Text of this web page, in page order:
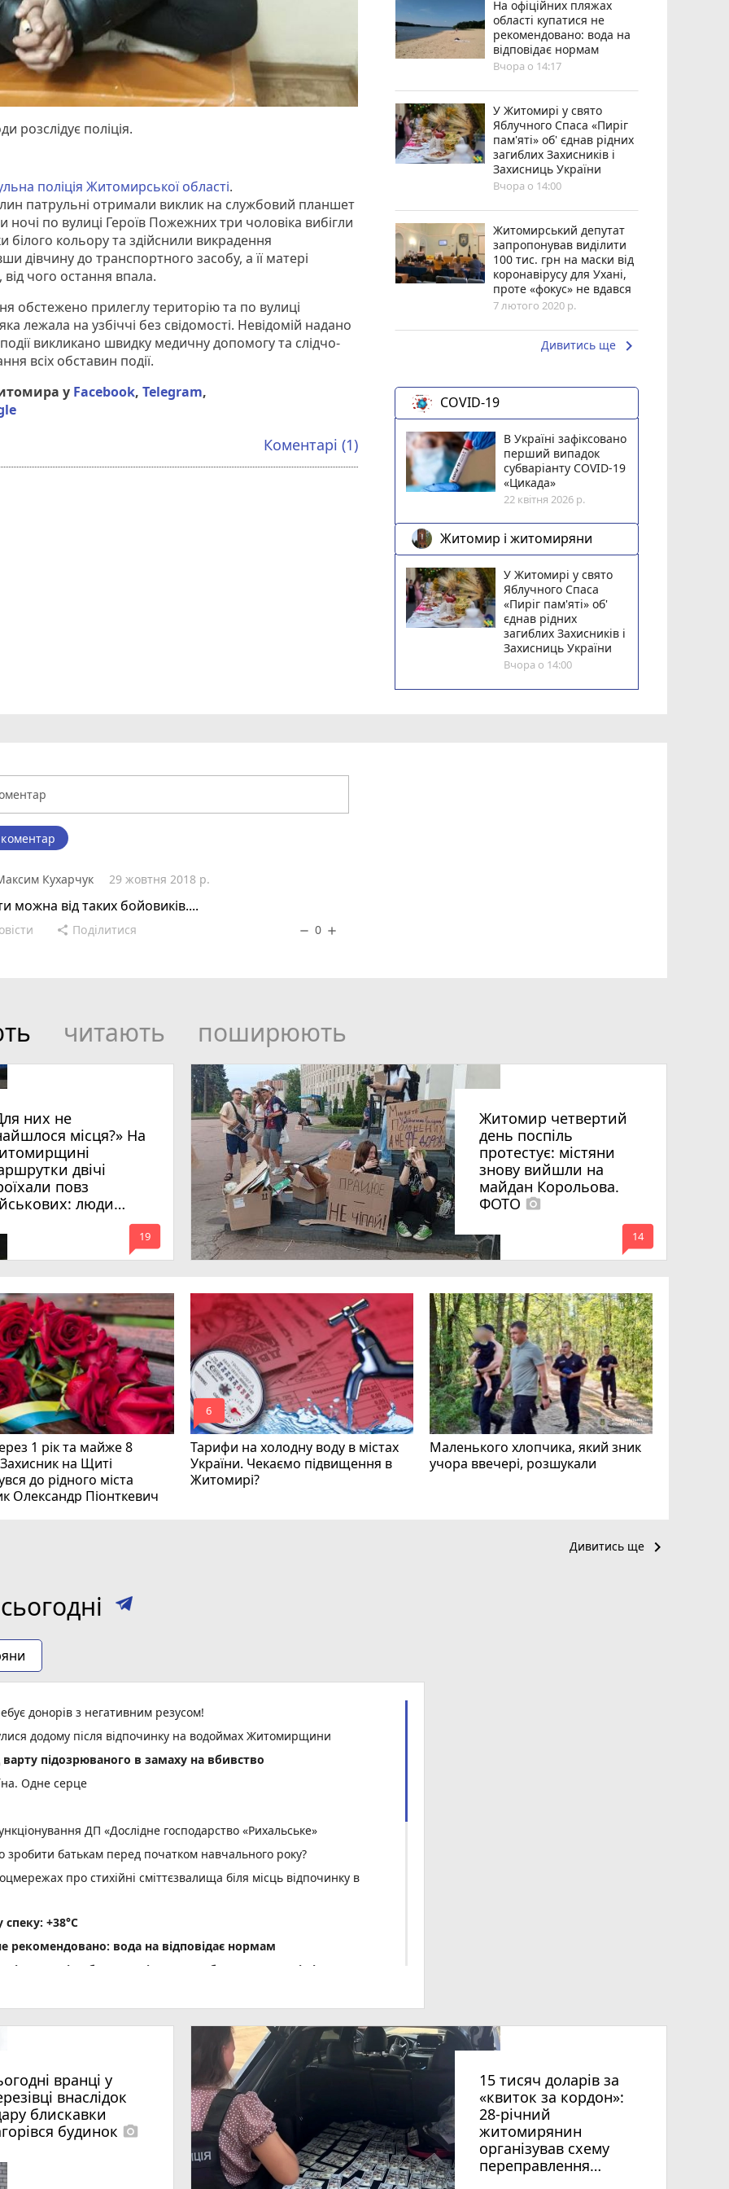
розслідує поліція.
поліція Житомирської області.
патрульні отримали виклик на службовий планшет
по вулиці Героїв Пожежних три чоловіка вибігли
білого кольору та здійснили викрадення
дівчину до транспортного засобу, а її матері
чого остання впала.
обстежено прилеглу територію та по вулиці
лежала на узбіччі без свідомості. Невідомій надано
викликано швидку медичну допомогу та слідчо-
всіх обставин події.
у Facebook,Telegram,
Коментарі (1)
На офіційних пляжах
області купатися не
рекомендовано: вода на
відповідає нормам
Вчора о 14:17
У Житомирі у свято
Яблучного Спаса «Пиріг
пам'яті» об' єднав рідних
загиблих Захисників і
Захисниць України
Вчора о 14:00
Житомирський депутат
запропонував виділити
100 тис. грн на маски від
коронавірусу для Ухані,
проте «фокус» не вдався
7 лютого 2020 р.
Дивитись ще keyboard_arrow_right
COVID-19
В Україні зафіксовано
перший випадок
субваріанту COVID-19
«Цикада»
22 квітня 2026 р.
Житомир і житомиряни
У Житомирі у свято
Яблучного Спаса
«Пиріг пам'яті» об'
єднав рідних
загиблих Захисників і
Захисниць України
Вчора о 14:00
Кухарчук 29 жовтня 2018 р.
можна від таких бойовиків....
share Поділитися remove 0 add
читають поширюють
них не
місця?» На
двічі
повз
люди
покаратиmode_comment
19
Житомир четвертий
день поспіль
протестує: містяни
знову вийшли на
майдан Корольова.
ФОТО photo_camera
mode_comment
14
1 рік та майже 8
Захисник на Щиті
до рідного міста
Олександр Піонткевич
Тарифи на холодну воду в містах
України. Чекаємо підвищення в
Житомирі?
mode_comment
6
Маленького хлопчика, який зник
учора ввечері, розшукали
Дивитись ще keyboard_arrow_right
донорів з негативним резусом!
додому після відпочинку на водоймах Житомирщини
варту підозрюваного в замаху на вбивство
Одне серце
ДП «Дослідне господарство «Рихальське»
батькам перед початком навчального року?
про стихійні сміттєзвалища біля місць відпочинку в
+38°C
рекомендовано: вода на відповідає нормам
пам'яті» об' єднав рідних загиблих Захисників і Захисниць
ВЛК помер чоловік
загибель риби
блискавки загорівся будинок photo_camera
28-річний житомирянин організував схему переправлення
сухої рослинності, вогнем пройдено майже 10 га території
спричинив смертельну ДТП на Коростенщині, засуджено до 8 років
вранці у
внаслідок
блискавки
будинок photo_camera
15 тисяч доларів за
«квиток за кордон»:
28-річний
житомирянин
організував схему
переправлення